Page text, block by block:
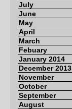
July
June
May
April
March
Febuary
January 2014
December 2013
November
October
September
August